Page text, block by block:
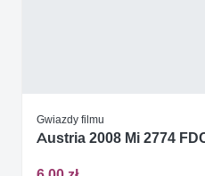
Gwiazdy filmu
Austria 2008 Mi 2774